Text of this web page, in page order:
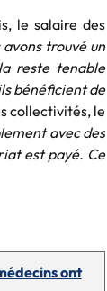
le salaire des
avons trouvé un
reste tenable
bénéficient de
collectivités, le
avec des
est payé. Ce
ont